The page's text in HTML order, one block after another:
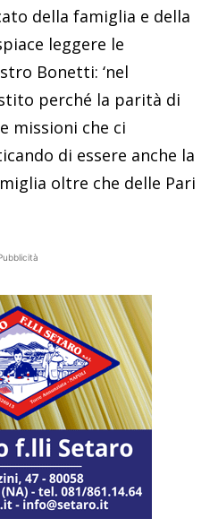
della famiglia e della
leggere le
Bonetti: ‘nel
perché la parità di
missioni che ci
di essere anche la
oltre che delle Pari